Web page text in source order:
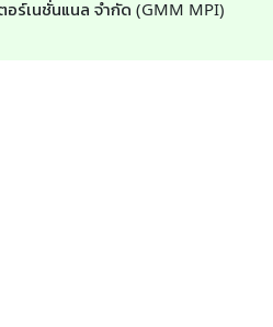
ร์เนชั่นแนล จำกัด (GMM MPI)